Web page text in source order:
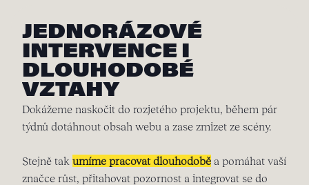
JEDNORÁZOVÉ
INTERVENCE I
DLOUHODOBÉ
VZTAHY
Dokážeme naskočit do rozjetého projektu, během pár
týdnů dotáhnout obsah webu a zase zmizet ze scény.
Stejně tak umíme pracovat dlouhodobě a pomáhat vaší
značce růst, přitahovat pozornost a integrovat se do